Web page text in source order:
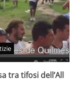
tra tifosi dell’All